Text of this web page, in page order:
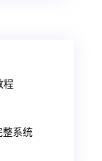
程
整系统